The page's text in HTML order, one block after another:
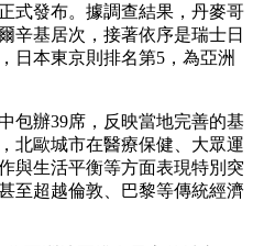
式發布。據調查結果，丹麥哥
辛基居次，接著依序是瑞士日
日本東京則排名第5，為亞洲
包辦39席，反映當地完善的基
北歐城市在醫療保健、大眾運
與生活平衡等方面表現特別突
至超越倫敦、巴黎等傳統經濟